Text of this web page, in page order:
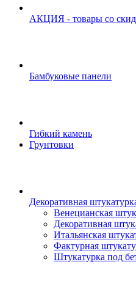
АКЦИЯ - товары со
Бамбуковые панели
Гибкий камень
Грунтовки
Декоративная
Венецианская
Декоративная
Итальянская
Фактурная
Штукатурка под